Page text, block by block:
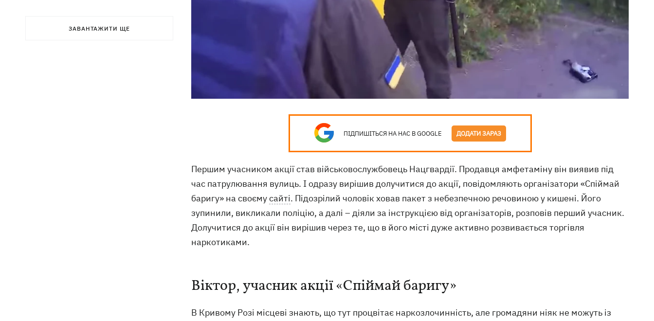
кваліфікації Ліги конференцій
ЗАВАНТАЖИТИ ЩЕ
ПІДПИШІТЬСЯ НА НАС В GOOGLE ДОДАТИ ЗАРАЗ
Першим учасником акції став військовослужбовець Нацгвардії. Продавця амфетаміну він виявив під
час патрулювання вулиць. І одразу вирішив долучитися до акції, повідомляють організатори «Спіймай
баригу» на своємусайті. Підозрілий чоловік ховав пакет з небезпечною речовиною у кишені. Його
зупинили, викликали поліцію, а далі – діяли за інструкцією від організаторів, розповів перший учасник.
Долучитися до акції він вирішив через те, що в його місті дуже активно розвивається торгівля
наркотиками.
Віктор, учасник акції «Спіймай баригу»
В Кривому Розі місцеві знають, що тут процвітає наркозлочинність, але громадяни ніяк не можуть із